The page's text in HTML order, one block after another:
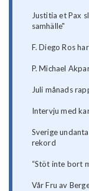
Justitia et Pax
samhälle"
F. Diego Ros
P. Michael
Juli månads
Intervju med
Sverige
rekord
“Stöt inte bort
Vår Fru av